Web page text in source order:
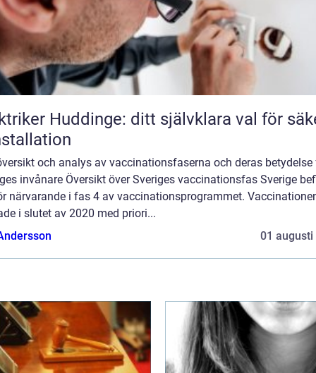
Huddinge: ditt självklara val för
och analys av vaccinationsfaserna och deras betydelse
invånare Översikt över Sveriges vaccinationsfas Sverige
närvarande i fas 4 av vaccinationsprogrammet.
i slutet av 2020 med priori...
01 augusti